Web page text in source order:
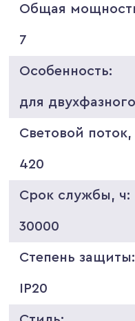
Общая
7
Особенность:
для
Световой поток,
420
Срок службы, ч:
30000
Степень защиты:
IP20